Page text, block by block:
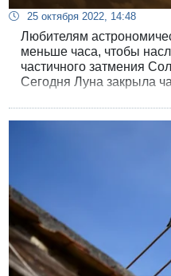
25 октября 2022, 14:48
Любителям
меньше часа, чтобы
частичного затмения
Сегодня Луна закрыла
пришелся на 14:11. В
видели лишь 47%